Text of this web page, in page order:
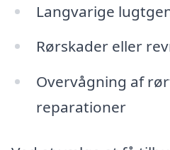
Langvarige
Rørskader eller
Overvågning af
reparationer